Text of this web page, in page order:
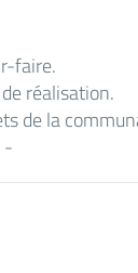
faire.
réalisation.
de la
-